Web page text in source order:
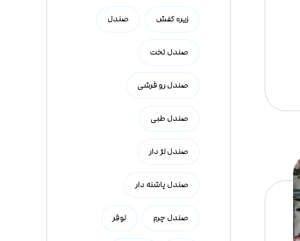
زیره کفش صندل
صندل تخت
صندل رو فرشی
صندل طبی
صندل لژ دار
صندل پاشنه دار
صندل چرم لوفر